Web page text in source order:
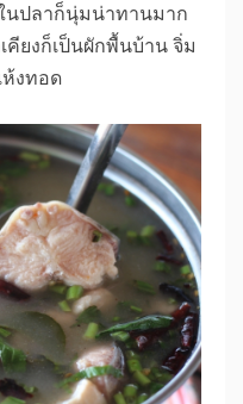
นปลาก็นุ่มน่าทานมาก
คียงก็เป็นผักพื้นบ้าน จิ่ม
งทอด